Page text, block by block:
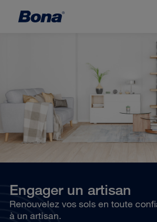
Engager un artisan
Renouvelez vos sols en toute
à un artisan.